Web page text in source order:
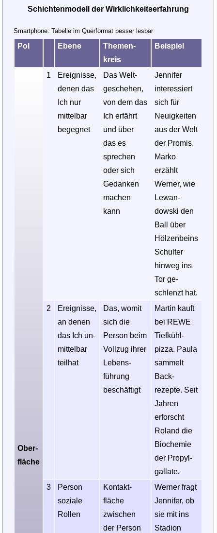
Schichtenmodell der Wirklichkeitserfahrung
Smartphone: Tabelle im Querformat besser lesbar
Pol Ebene
The­men­
kreis
Bei­spiel
Ober­
fläche
1
Ereig­nisse,
denen das
Ich nur
mittel­bar
begeg­net
Das Welt­
gesche­hen,
von dem das
Ich erfährt
und über
das es
sprechen
oder sich
Gedanken
machen
kann
Jennifer
interes­siert
sich für
Neuig­keiten
aus der Welt
der Promis.
Marko
erzählt
Werner, wie
Lewan­
dowski den
Ball über
Hölzen­beins
Schul­ter
hinweg ins
Tor ge­
schlenzt hat.
2
Ereig­nisse,
an denen
das Ich un­
mittel­bar
teil­hat
Das, womit
sich die
Person beim
Voll­zug ihrer
Lebens­
führung
beschäf­tigt
Martin kauft
bei REWE
Tief­kühl­
pizza. Paula
sammelt
Back­
rezepte. Seit
Jahren
erforscht
Roland die
Bio­chemie
der Propyl­
gallate.
3
Person
sozi­ale
Rollen
Kontakt­
fläche
zwischen
der Person
Werner fragt
Jennifer, ob
sie mit ins
Stadion